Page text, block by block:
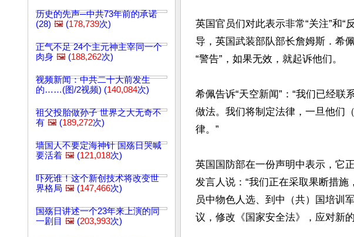
历史的先声─中共73年前的承诺
(28) 🖼️ (178,739次)
正气不足 24个主元神主宰同一个
肉身 🖼️ (188,262次)
视频新闻：中共二十大前发生
的……(图/2视频) (140,084次)
祖父投胎做孙子 世界之大无奇不
有 🖼️ (189,272次)
墙国人不要定海神针 国殇日哭喊
要活着 🖼️ (121,018次)
吓死谁！这个新创技术将改变世
界格局 🖼️ (147,466次)
国殇日讲述一个23年来上演的同
一剧目 🖼️ (203,993次)
英国官员们对此表示非常“关注”和“
导，英国武装部队部长詹姆斯．希
“警告”，如果无效，就起诉他们。
希佩告诉“天空新闻”：“我们已经
做法。我们将制定法律，一旦他们
律。”
英国国防部在一份声明中表示，它
发言人说：“我们正在采取果断措
员中物色人选、到中（共）国培训
议，修改《国家安全法》，应对新